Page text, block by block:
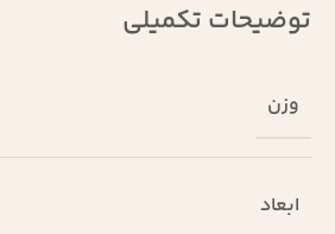
توضیحات تکمیلی
وزن
ابعاد